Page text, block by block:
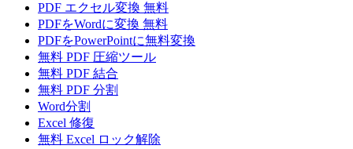
PDF エクセル変換 無料
PDFをWordに変換 無料
PDFをPowerPointに無料変換
無料 PDF 圧縮ツール
無料 PDF 結合
無料 PDF 分割
Word分割
Excel 修復
無料 Excel ロック解除